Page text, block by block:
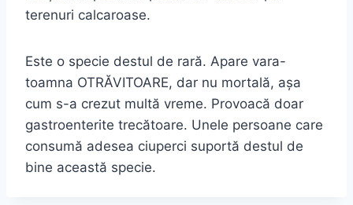
terenuri calcaroase.
Este o specie destul de rară. Apare vara-
toamna OTRĂVITOARE, dar nu mortală, aşa
cum s-a crezut multă vreme. Provoacă doar
gastroenterite trecătoare. Unele persoane care
consumă adesea ciuperci suportă destul de
bine această specie.